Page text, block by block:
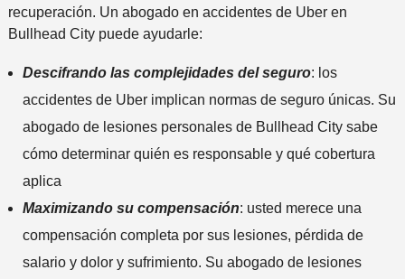
recuperación. Un abogado en accidentes de Uber en
Bullhead City puede ayudarle:
Descifrando las complejidades del seguro: los
accidentes de Uber implican normas de seguro únicas. Su
abogado de lesiones personales de Bullhead City sabe
cómo determinar quién es responsable y qué cobertura
aplica
Maximizando su compensación: usted merece una
compensación completa por sus lesiones, pérdida de
salario y dolor y sufrimiento. Su abogado de lesiones